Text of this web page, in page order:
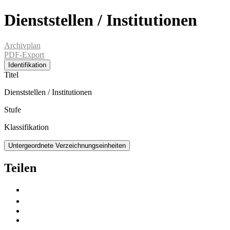
Dienststellen / Institutionen
Archivplan
PDF-Export
Identifikation
Titel
Dienststellen / Institutionen
Stufe
Klassifikation
Untergeordnete Verzeichnungseinheiten
Teilen